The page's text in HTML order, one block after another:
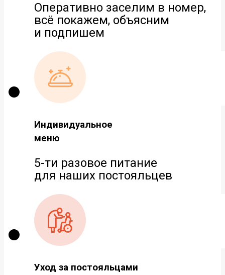
Оперативно заселим в номер,
всё покажем, объясним
и подпишем
Индивидуальное
меню
5-ти разовое питание
для наших постояльцев
Уход за постояльцами